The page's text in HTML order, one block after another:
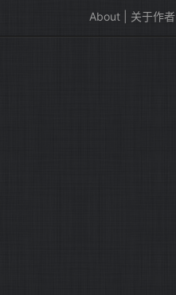
About | 关于作者